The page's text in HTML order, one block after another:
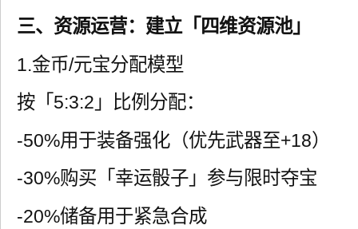
三、资源运营：建立「四维资源池」
1.金币/元宝分配模型
按「5:3:2」比例分配：
-50%用于装备强化（优先武器至+18）
-30%购买「幸运骰子」参与限时夺宝
-20%储备用于紧急合成